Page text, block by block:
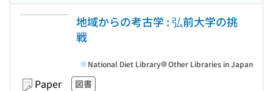
地域からの考古学 : 弘前大学の挑
戦
Paper 図書
National Diet Library Other Libraries in Japan